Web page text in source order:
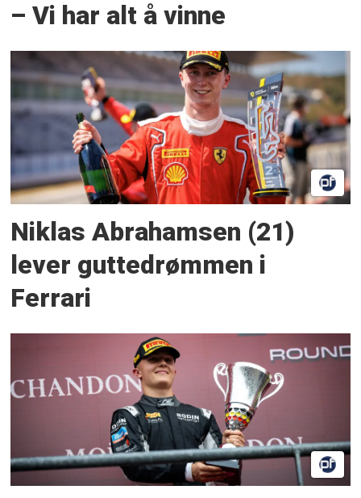
– Vi har alt å vinne
Niklas Abrahamsen (21)
lever guttedrømmen i
Ferrari